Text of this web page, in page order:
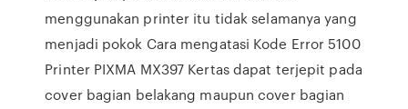
menggunakan printer itu tidak selamanya yang
menjadi pokok Cara mengatasi Kode Error 5100
Printer PIXMA MX397 Kertas dapat terjepit pada
cover bagian belakang maupun cover bagian